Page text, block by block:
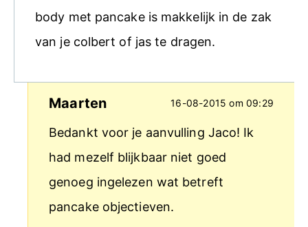
body met pancake is makkelijk in de zak
van je colbert of jas te dragen.
Maarten 16-08-2015 om 09:29
Bedankt voor je aanvulling Jaco! Ik
had mezelf blijkbaar niet goed
genoeg ingelezen wat betreft
pancake objectieven.